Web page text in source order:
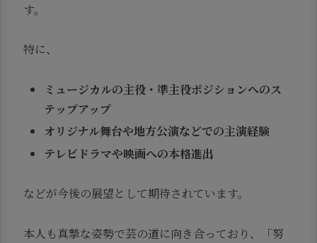
す。
特に、
ミュージカルの主役・準主役ポジションへのス
テップアップ
オリジナル舞台や地方公演などでの主演経験
テレビドラマや映画への本格進出
などが今後の展望として期待されています。
本人も真摯な姿勢で芸の道に向き合っており、「努